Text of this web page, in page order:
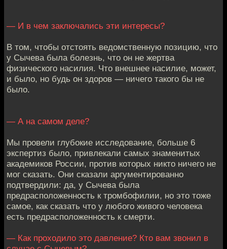
— И в чем заключались эти интересы?
В том, чтобы отстоять ведомственную позицию, что
у Сычева была болезнь, что он не жертва
физического насилия. Что внешнее насилие, может,
и было, но будь он здоров — ничего такого бы не
было.
— А на самом деле?
Мы провели глубокие исследование, больше 6
экспертиз было, привлекали самых знаменитых
академиков России, против которых никто ничего не
мог сказать. Они сказали аргументированно
подтвердили: да, у Сычева была
предрасположенность к тромбофилии, но это тоже
самое, как сказать что у любого живого человека
есть предрасположенность к смерти.
— Как проходило это давление? Кто вам звонил в